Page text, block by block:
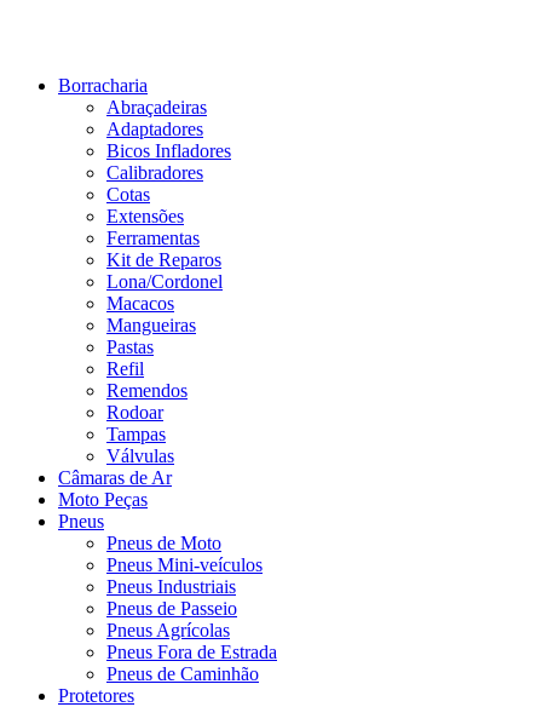
Borracharia
Abraçadeiras
Adaptadores
Bicos Infladores
Calibradores
Cotas
Extensões
Ferramentas
Kit de Reparos
Lona/Cordonel
Macacos
Mangueiras
Pastas
Refil
Remendos
Rodoar
Tampas
Válvulas
Câmaras de Ar
Moto Peças
Pneus
Pneus de Moto
Pneus Mini-veículos
Pneus Industriais
Pneus de Passeio
Pneus Agrícolas
Pneus Fora de Estrada
Pneus de Caminhão
Protetores